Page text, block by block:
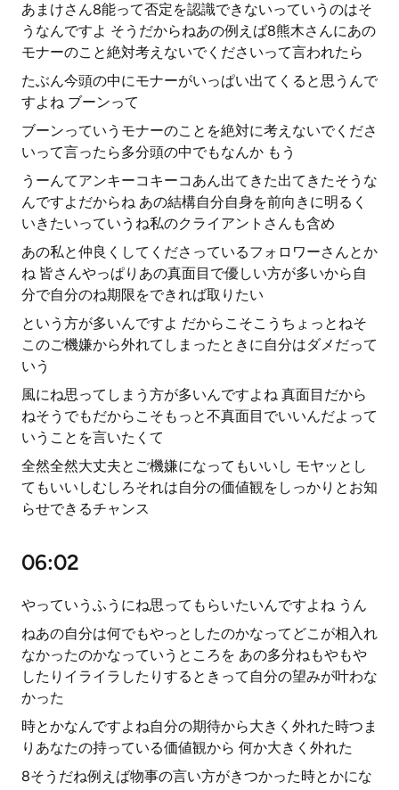
あまけさん8能って否定を認識できないっていうのはそ
うなんですよ そうだからねあの例えば8熊木さんにあの
モナーのこと絶対考えないでくださいって言われたら
たぶん今頭の中にモナーがいっぱい出てくると思うんで
すよね ブーンって
ブーンっていうモナーのことを絶対に考えないでくださ
いって言ったら多分頭の中でもなんか もう
うーんてアンキーコキーコあん出てきた出てきたそうな
んですよだからね あの結構自分自身を前向きに明るく
いきたいっていうね私のクライアントさんも含め
あの私と仲良くしてくださっているフォロワーさんとか
ね 皆さんやっぱりあの真面目で優しい方が多いから自
分で自分のね期限をできれば取りたい
という方が多いんですよ だからこそこうちょっとねそ
このご機嫌から外れてしまったときに自分はダメだって
いう
風にね思ってしまう方が多いんですよね 真面目だから
ねそうでもだからこそもっと不真面目でいいんだよって
いうことを言いたくて
全然全然大丈夫とご機嫌になってもいいし モヤッとし
てもいいしむしろそれは自分の価値観をしっかりとお知
らせできるチャンス
06:02
やっていうふうにね思ってもらいたいんですよね うん
ねあの自分は何でもやっとしたのかなってどこが相入れ
なかったのかなっていうところを あの多分ねもやもや
したりイライラしたりするときって自分の望みが叶わな
かった
時とかなんですよね自分の期待から大きく外れた時つま
りあなたの持っている価値観から 何か大きく外れた
8そうだね例えば物事の言い方がきつかった時とかにな